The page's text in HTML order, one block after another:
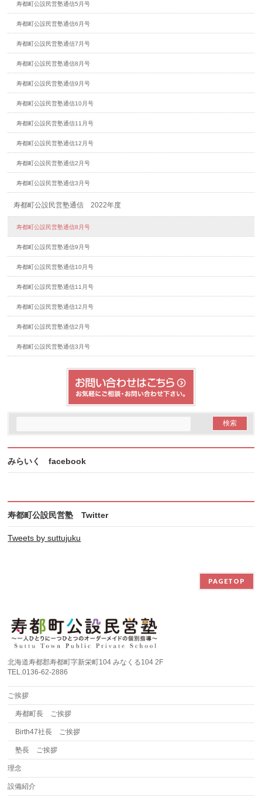
寿都町公設民営塾通信5月号
寿都町公設民営塾通信6月号
寿都町公設民営塾通信7月号
寿都町公設民営塾通信8月号
寿都町公設民営塾通信9月号
寿都町公設民営塾通信10月号
寿都町公設民営塾通信11月号
寿都町公設民営塾通信12月号
寿都町公設民営塾通信2月号
寿都町公設民営塾通信3月号
寿都町公設民営塾通信 2022年度
寿都町公設民営塾通信8月号
寿都町公設民営塾通信9月号
寿都町公設民営塾通信10月号
寿都町公設民営塾通信11月号
寿都町公設民営塾通信12月号
寿都町公設民営塾通信2月号
寿都町公設民営塾通信3月号
みらいく facebook
寿都町公設民営塾 Twitter
Tweets by suttujuku
PAGETOP
北海道寿都郡寿都町字新栄町104 みなくる104 2F
TEL.0136-62-2886
ご挨拶
寿都町長 ご挨拶
Birth47社長 ご挨拶
塾長 ご挨拶
理念
設備紹介